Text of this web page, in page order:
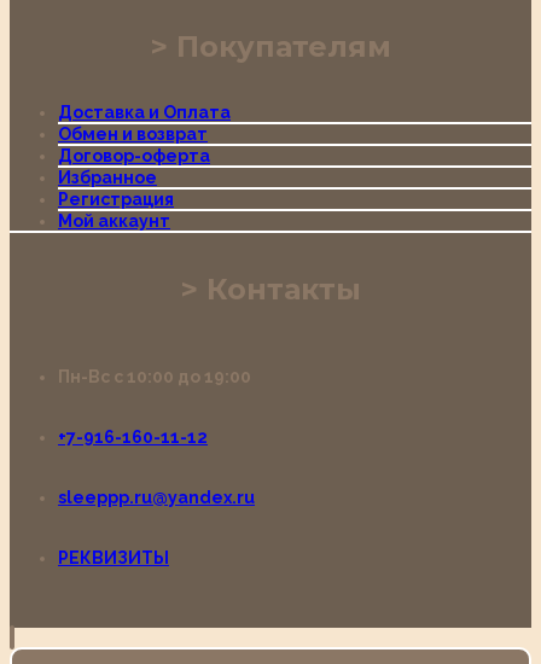
Покупателям
Доставка и Оплата
Обмен и возврат
Договор-оферта
Избранное
Регистрация
Мой аккаунт
Контакты
Пн-Вс с 10:00 до 19:00
+7-916-160-11-12
sleeppp.ru@yandex.ru
РЕКВИЗИТЫ